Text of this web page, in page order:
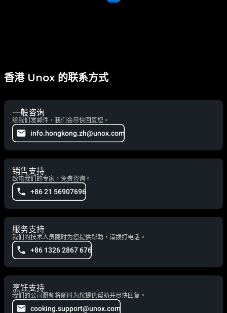
香港 Unox 的联系方式
一般咨询
给我们发邮件，我们会尽快回复您。
info.hongkong.zh@unox.com
销售支持
致电我们的专家，免费咨询。
+86 21 56907696
服务支持
我们的技术人员随时为您提供帮助，请拨打电话。
+86 1326 2867 676
烹饪支持
我们的公司厨师将随时为您提供帮助并尽快回复。
cooking.support@unox.com